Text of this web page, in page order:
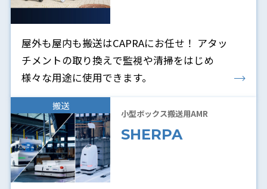
屋外も屋内も搬送はCAPRAにお任せ！ アタッ
チメントの取り換えで監視や清掃をはじめ
様々な用途に使用できます。
搬送
小型ボックス搬送用AMR
SHERPA